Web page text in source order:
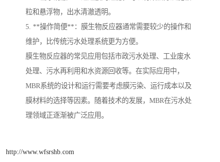
粒和悬浮物，出水清澈透明。
5. **操作简便**：膜生物反应器通常需要较少的操作和
维护，比传统污水处理系统更为方便。
膜生物反应器的常见应用包括市政污水处理、工业废水
处理、污水再利用和水资源回收等。在实际应用中，
MBR系统的设计和运行需要考虑膜污染、运行成本以及
膜材料的选择等因素。随着技术的发展，MBR在污水处
理领域正逐渐被广泛应用。
http://www.wfsrshb.com